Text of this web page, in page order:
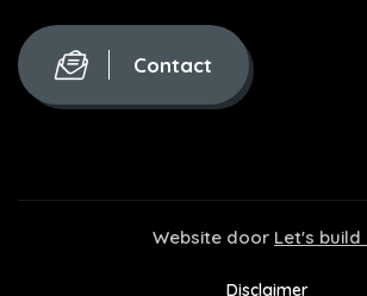
Contact
Website door Let's build
Disclaimer